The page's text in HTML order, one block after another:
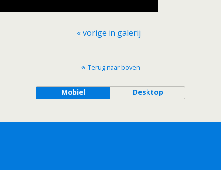
« vorige in galerij
Terug naar boven
Mobiel Desktop